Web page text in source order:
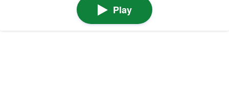
Play